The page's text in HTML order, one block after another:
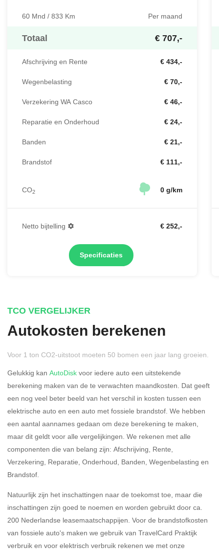
60 Mnd / 833 Km Per maand
Totaal € 707,-
Afschrijving en Rente € 434,-
Wegenbelasting € 70,-
Verzekering WA Casco € 46,-
Reparatie en Onderhoud € 24,-
Banden € 21,-
Brandstof € 111,-
CO2 0 g/km
Netto bijtelling € 252,-
Specificaties
Rijdt u meer dan 500
kilometer privé?
Ja Nee
Belastingspercentage
37,07% (Belastbaar tot €
69.399,- )
Eigen bijdrage
TCO VERGELIJKER
Autokosten berekenen
Voor 1 ton CO2-uitstoot moeten 50 bomen een jaar lang groeien.
Gelukkig kan AutoDisk voor iedere auto een uitstekende
berekening maken van de te verwachten maandkosten. Dat geeft
een nog veel beter beeld van het verschil in kosten tussen een
elektrische auto en een auto met fossiele brandstof. We hebben
een aantal aannames gedaan om deze berekening te maken,
maar dit geldt voor alle vergelijkingen. We rekenen met alle
componenten die van belang zijn: Afschrijving, Rente,
Verzekering, Reparatie, Onderhoud, Banden, Wegenbelasting en
Brandstof.
Natuurlijk zijn het inschattingen naar de toekomst toe, maar die
inschattingen zijn goed te noemen en worden gebruikt door ca.
200 Nederlandse leasemaatschappijen. Voor de brandstofkosten
van fossiele auto's maken we gebruik van TravelCard Praktijk
verbruik en voor elektrisch verbruik rekenen we met onze